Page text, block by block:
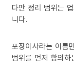
다만 정리 범위는
니다.
포장이사라는 이름
범위를 먼저 합의